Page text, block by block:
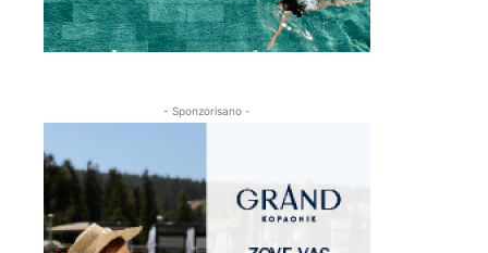
- Sponzorisano -